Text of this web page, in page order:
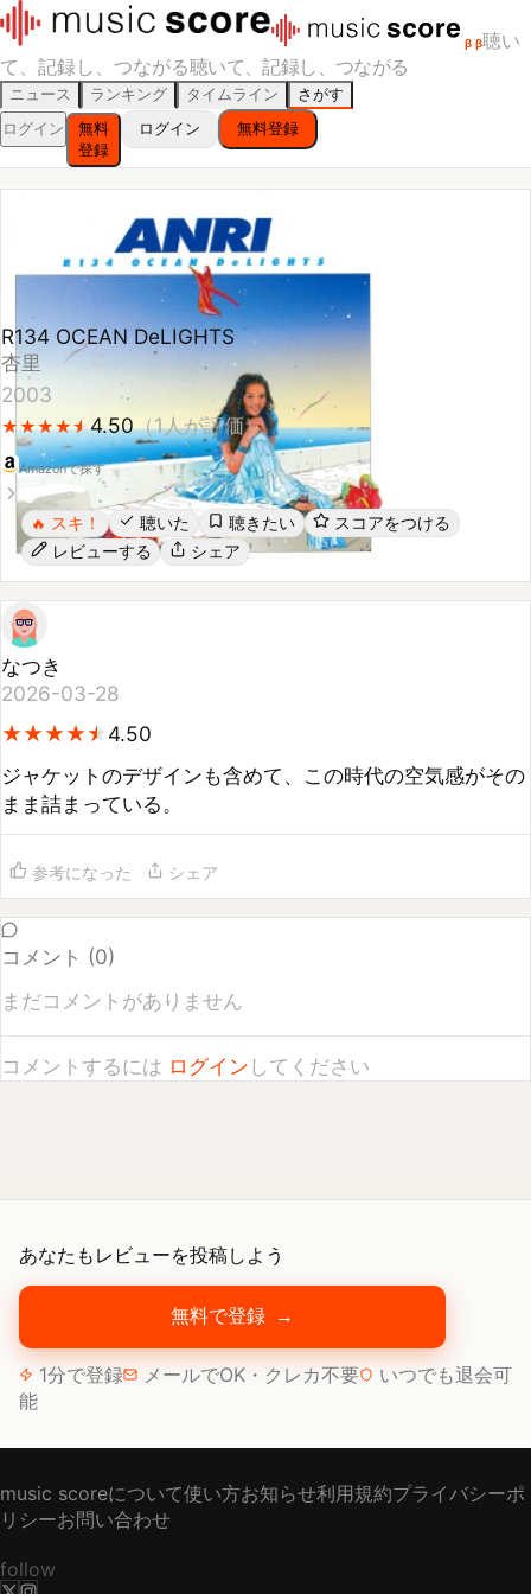
β β聴い
て、記録し、つながる聴いて、記録し、つながる
ニュース ランキング タイムライン
さがす
ログイン
無料
登録
ログイン 無料登録
R134 OCEAN DeLIGHTS
杏里
2003
★
★★
★★
★★
★ 4.50 （ 人が評価）
Amazonで探す
聴いた 聴きたい
スコアをつける
レビューする
シェア
なつき
2026-03-28
★
★ ★
★ ★
★
まま詰まっている。
参考になった シェア
コメント (0
まだコメントがありません
あなたもレビューを投稿しよう
無料で登録 →
1分で登録 メールでOK・クレカ不要
いつでも退会可
能
music scoreについて使い方お知らせ利用規約プライバシーポ
リシーお問い合わせ
follow